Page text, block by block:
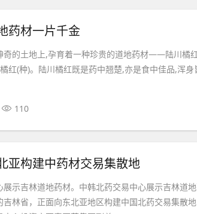
药材一片千金
奇的土地上,孕育着一种珍贵的道地药材——陆川橘
红(种)。陆川橘红既是药中翘楚,亦是食中佳品,浑
110
亚构建中药材交易集散地
展示吉林道地药材。中韩北药交易中心展示吉林道
吉林省，正面向东北亚地区构建中国北药交易集散